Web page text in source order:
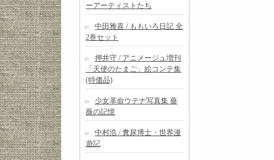
ーアーティストたち
中田雅喜 / ももいろ日記 全
2巻セット
押井守 / アニメージュ増刊
「天使のたまご」絵コンテ集
(特価品)
少女革命ウテナ写真集 薔
薇の記憶
中村浩 / 糞尿博士・世界漫
遊記